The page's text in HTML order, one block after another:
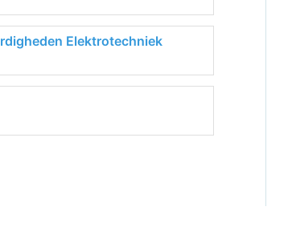
Elektrotechniek